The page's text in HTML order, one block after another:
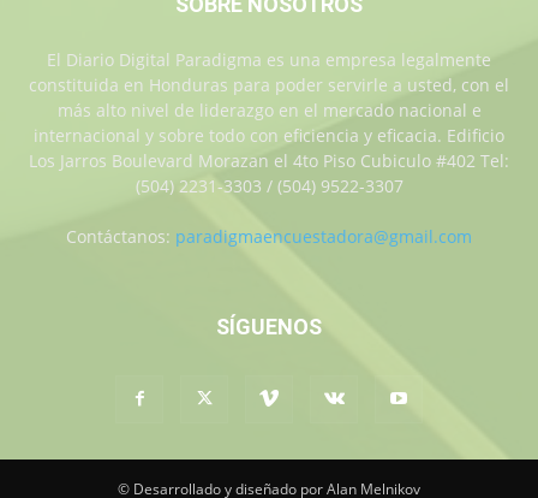
El Diario Digital Paradigma es una empresa legalmente
constituida en Honduras para poder servirle a usted, con el
más alto nivel de liderazgo en el mercado nacional e
internacional y sobre todo con eficiencia y eficacia. Edificio
Los Jarros Boulevard Morazan el 4to Piso Cubiculo #402 Tel:
(504) 2231-3303 / (504) 9522-3307
Contáctanos: paradigmaencuestadora@gmail.com
SÍGUENOS
© Desarrollado y diseñado por Alan Melnikov